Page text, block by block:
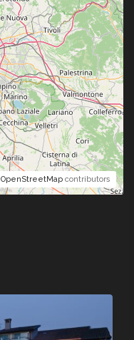
OpenStreetMap contributors